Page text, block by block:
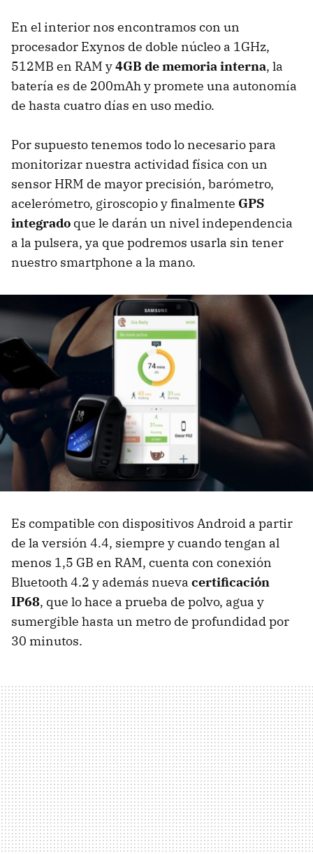
En el interior nos encontramos con un
procesador Exynos de doble núcleo a 1GHz,
512MB en RAM y4GB de memoria interna, la
batería es de 200mAh y promete una autonomía
de hasta cuatro días en uso medio.
Por supuesto tenemos todo lo necesario para
monitorizar nuestra actividad física con un
sensor HRM de mayor precisión, barómetro,
acelerómetro, giroscopio y finalmente GPS
integrado que le darán un nivel independencia
a la pulsera, ya que podremos usarla sin tener
nuestro smartphone a la mano.
Es compatible con dispositivos Android a partir
de la versión 4.4, siempre y cuando tengan al
menos 1,5 GB en RAM, cuenta con conexión
Bluetooth 4.2 y además nueva certificación
IP68, que lo hace a prueba de polvo, agua y
sumergible hasta un metro de profundidad por
30 minutos.